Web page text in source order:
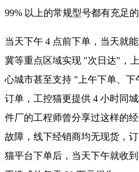
99% 以上的常规型号都有充足的
当天下午 4 点前下单，当天就
冀等重点区域实现 "次日达"，
心城市甚至支持 "上午下单、
订单，工控猫更提供 4 小时同
件厂的工程师曾分享过这样的
故障，线下经销商均无现货，
猫平台下单后，当天下午就收